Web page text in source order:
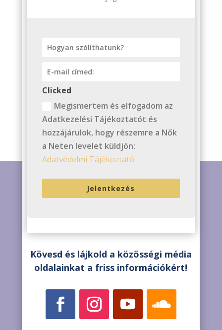
Clicked
Megismertem és elfogadom az
Adatkezelési Tájékoztatót és
hozzájárulok, hogy részemre a Nők
a Neten levelet küldjön:
Adatvédelmi Tájékoztató
Jelentkezés
Kövesd és lájkold a közösségi média
oldalainkat a friss információkért!